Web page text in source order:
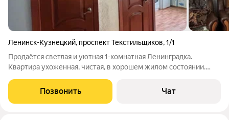
Ленинск-Кузнецкий, проспект Текстильщиков,1/1
Продаётся светлая и уютная 1-комнатная Ленинградка.
Квартира ухоженная, чистая, в хорошем жилом состоянии.
Безусловное преимущество квартиры - просторная кухня,
раздельный санузел и светлый
Позвонить Чат